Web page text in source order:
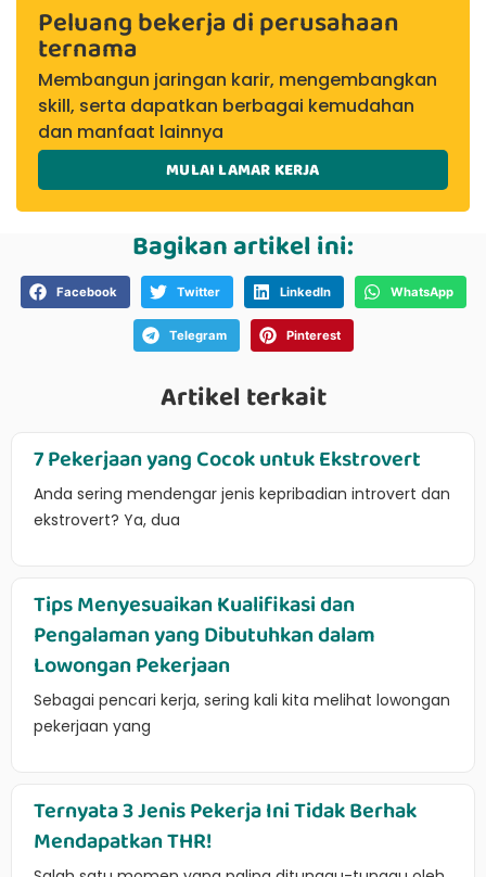
Peluang bekerja di perusahaan
ternama
Membangun jaringan karir, mengembangkan
skill, serta dapatkan berbagai kemudahan
dan manfaat lainnya
MULAI LAMAR KERJA
Bagikan artikel ini:
Facebook Twitter LinkedIn WhatsApp
Telegram Pinterest
Artikel terkait
7 Pekerjaan yang Cocok untuk Ekstrovert
Anda sering mendengar jenis kepribadian introvert dan
ekstrovert? Ya, dua
Tips Menyesuaikan Kualifikasi dan
Pengalaman yang Dibutuhkan dalam
Lowongan Pekerjaan
Sebagai pencari kerja, sering kali kita melihat lowongan
pekerjaan yang
Ternyata 3 Jenis Pekerja Ini Tidak Berhak
Mendapatkan THR!